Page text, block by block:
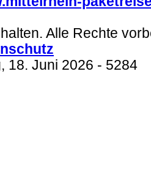
Alle Rechte
18. Juni 2026 - 5284